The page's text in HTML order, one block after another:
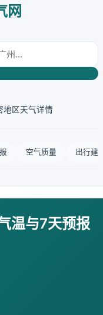
网
地区天气详情
空气质量 出行建
温与7天预报